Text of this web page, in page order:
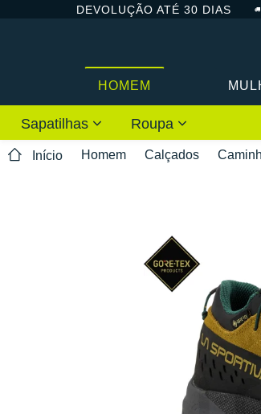
DEVOLUÇÃO ATÉ 30 DIAS
HOMEM
Sapatilhas Roupa
Início Homem Calçados